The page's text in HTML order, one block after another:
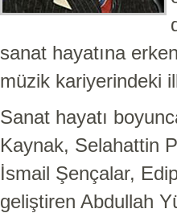
sanat hayatına
müzik kariyerindeki
Sanat hayatı
Kaynak, Selahattin
İsmail Şençalar,
geliştiren Abdullah